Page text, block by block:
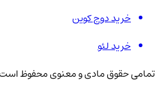
خرید دوج کوین
خرید لئو
تمامی حقوق مادی و معنوی محفوظ است.